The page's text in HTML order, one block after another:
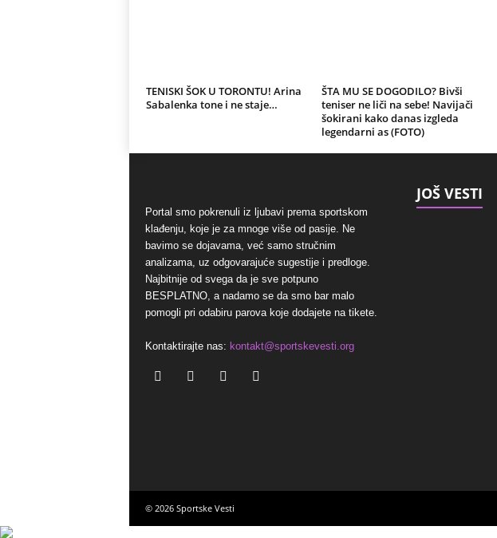
TENISKI ŠOK U TORONTU! Arina
Sabalenka tone i ne staje…
ŠTA MU SE DOGODILO? Bivši
teniser ne liči na sebe! Navijači
šokirani kako danas izgleda
legendarni as (FOTO)
Portal smo pokrenuli iz ljubavi prema sportskom
klađenju, koje je za mnoge više od pasije. Ne
bavimo se dojavama, već samo stručnim
analizama, uz odgovarajuće sugestije i predloge.
Najbitnije od svega da je sve potpuno
BESPLATNO, a nadamo se da smo bar malo
pomogli pri odabiru parova koje dodajete na tikete.
Kontaktirajte nas: kontakt@sportskevesti.org
JOŠ VESTI
© 2026 Sportske Vesti